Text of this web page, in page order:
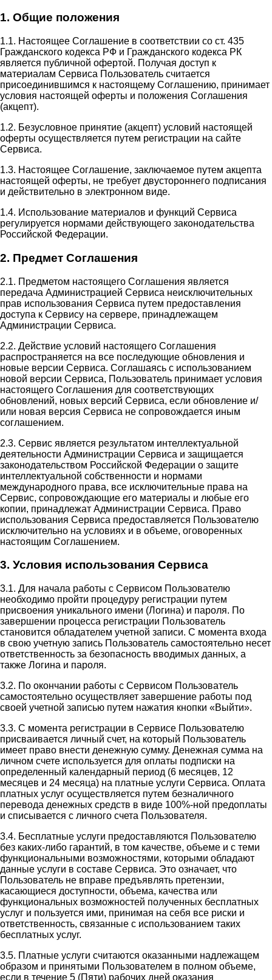
1. Общие положения
1.1. Настоящее Соглашение в соответствии со ст. 435
Гражданского кодекса РФ и Гражданского кодекса РК
является публичной офертой. Получая доступ к
материалам Сервиса Пользователь считается
присоединившимся к настоящему Соглашению, принимает
условия настоящей оферты и положения Соглашения
(акцепт).
1.2. Безусловное принятие (акцепт) условий настоящей
оферты осуществляется путем регистрации на сайте
Сервиса.
1.3. Настоящее Соглашение, заключаемое путем акцепта
настоящей оферты, не требует двустороннего подписания
и действительно в электронном виде.
1.4. Использование материалов и функций Сервиса
регулируется нормами действующего законодательства
Российской Федерации.
2. Предмет Соглашения
2.1. Предметом настоящего Соглашения является
передача Администрацией Сервиса неисключительных
прав использования Сервиса путем предоставления
доступа к Сервису на сервере, принадлежащем
Администрации Сервиса.
2.2. Действие условий настоящего Соглашения
распространяется на все последующие обновления и
новые версии Сервиса. Соглашаясь с использованием
новой версии Сервиса, Пользователь принимает условия
настоящего Соглашения для соответствующих
обновлений, новых версий Сервиса, если обновление и/
или новая версия Сервиса не сопровождается иным
соглашением.
2.3. Сервис является результатом интеллектуальной
деятельности Администрации Сервиса и защищается
законодательством Российской Федерации о защите
интеллектуальной собственности и нормами
международного права, все исключительные права на
Сервис, сопровождающие его материалы и любые его
копии, принадлежат Администрации Сервиса. Право
использования Сервиса предоставляется Пользователю
исключительно на условиях и в объеме, оговоренных
настоящим Соглашением.
3. Условия использования Сервиса
3.1. Для начала работы с Сервисом Пользователю
необходимо пройти процедуру регистрации путем
присвоения уникального имени (Логина) и пароля. По
завершении процесса регистрации Пользователь
становится обладателем учетной записи. С момента входа
в свою учетную запись Пользователь самостоятельно несет
ответственность за безопасность вводимых данных, а
также Логина и пароля.
3.2. По окончании работы с Сервисом Пользователь
самостоятельно осуществляет завершение работы под
своей учетной записью путем нажатия кнопки «Выйти».
3.3. С момента регистрации в Сервисе Пользователю
присваивается личный счет, на который Пользователь
имеет право внести денежную сумму. Денежная сумма на
личном счете используется для оплаты подписки на
определенный календарный период (6 месяцев, 12
месяцев и 24 месяца) на платные услуги Сервиса. Оплата
платных услуг осуществляется путем безналичного
перевода денежных средств в виде 100%-ной предоплаты
и списывается с личного счета Пользователя.
3.4. Бесплатные услуги предоставляются Пользователю
без каких-либо гарантий, в том качестве, объеме и с теми
функциональными возможностями, которыми обладают
данные услуги в составе Сервиса. Это означает, что
Пользователь не вправе предъявлять претензии,
касающиеся доступности, объема, качества или
функциональных возможностей полученных бесплатных
услуг и пользуется ими, принимая на себя все риски и
ответственность, связанные с использованием таких
бесплатных услуг.
3.5. Платные услуги считаются оказанными надлежащем
образом и принятыми Пользователем в полном объеме,
если в течение 5 (Пяти) рабочих дней оказания